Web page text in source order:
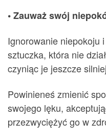
• Zauważ swój
Ignorowanie niepokoju
sztuczka, która nie
czyniąc je jeszcze
Powinieneś zmienić
swojego lęku,
przezwyciężyć go w